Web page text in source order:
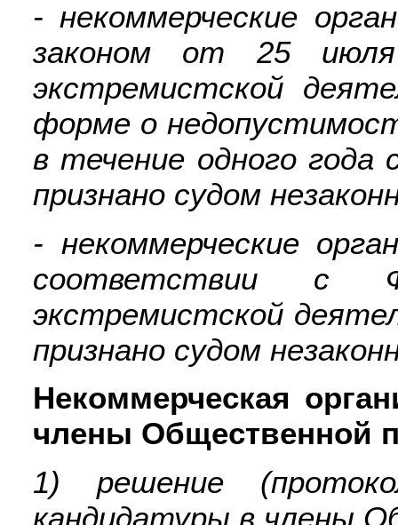
- некоммерческие
законом от 25
экстремистской
форме о
в течение одного года
признано судом
- некоммерческие
соответствии с
экстремистской
признано судом
Некоммерческая
члены Общественной
1) решение
кандидатуры в члены